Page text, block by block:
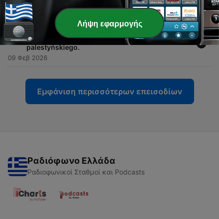
16 Φεβ 2026
141 - Odcinek 21: Powrót ostatniego zakładnika.
Podsumowanie konfliktu izraelsko-
palestyńskiego.
09 Φεβ 2026
Εμφάνιση περισσότερων επεισοδίων
Ραδιόφωνο Ελλάδα
Ραδιοφωνικοί Σταθμοί και Podcasts
Λήψη εφαρμογής